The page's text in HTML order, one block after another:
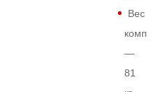
Вес
—
81